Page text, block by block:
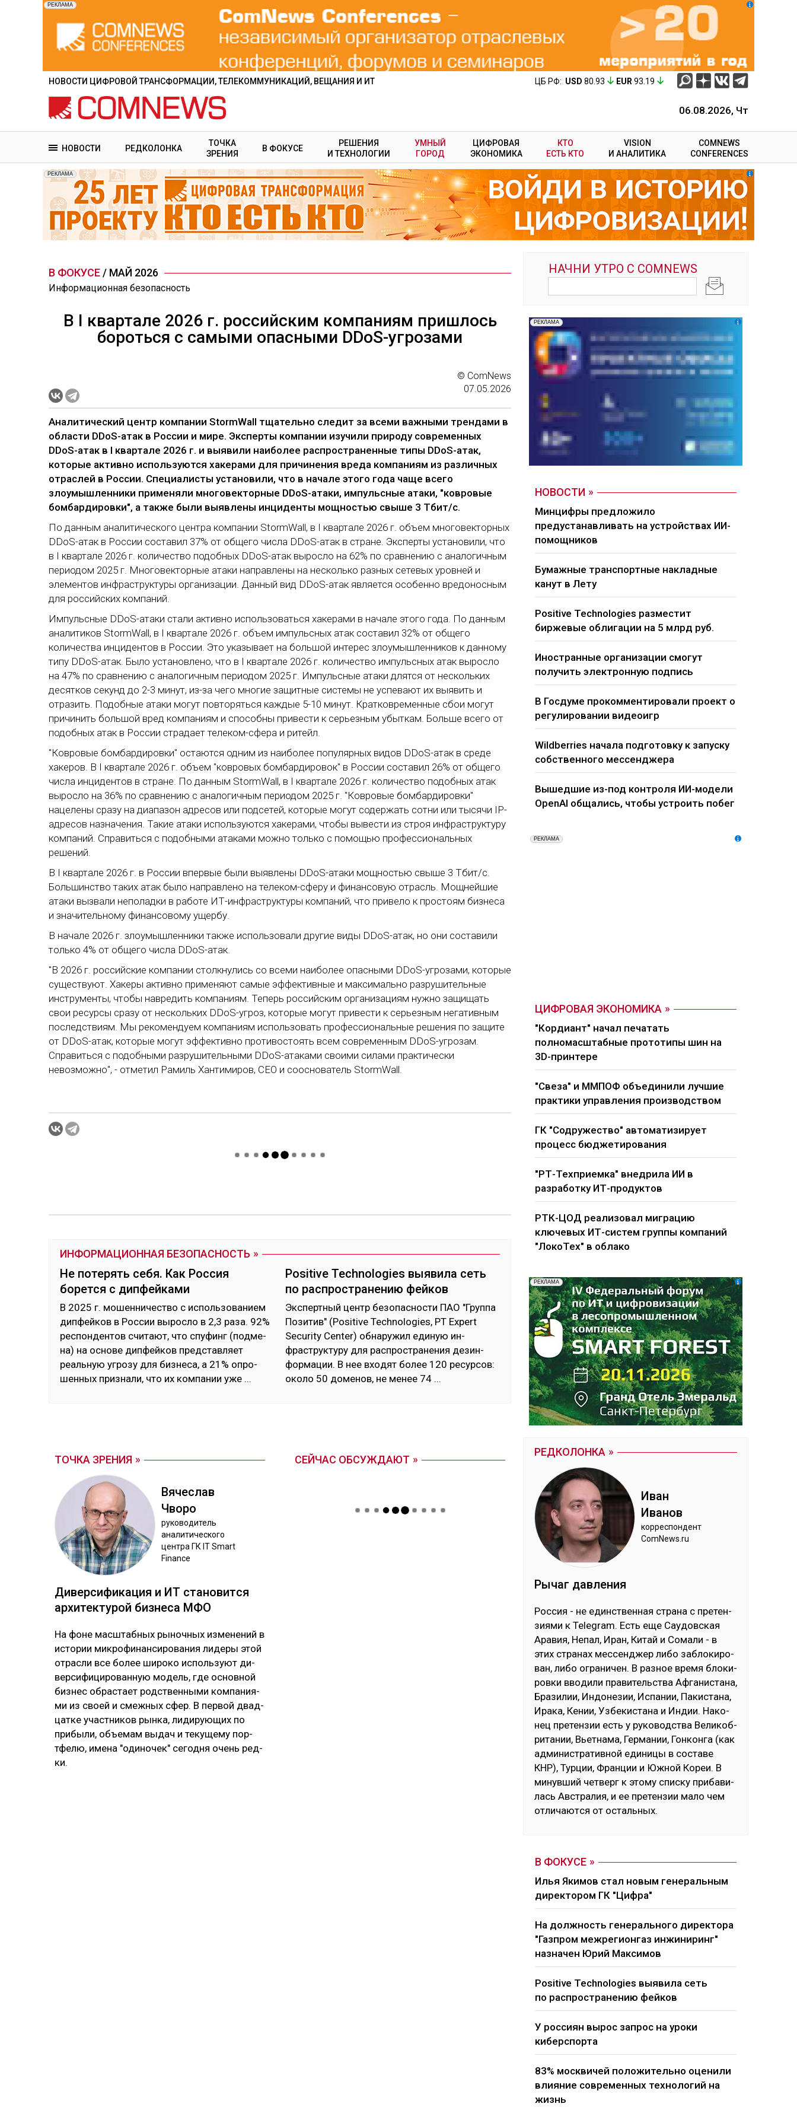
содержанию
НОВОСТИ ЦИФРОВОЙ ТРАНСФОРМАЦИИ, ТЕЛЕКОММУНИКАЦИЙ, ВЕЩАНИЯ И ИТ ЦБ РФ: USD 80.93 EUR 93.19
06.08.2026, Чт
НОВОСТИ РЕДКОЛОНКА
ТОЧКА
ЗРЕНИЯ
В ФОКУСЕ
РЕШЕНИЯ
И ТЕХНОЛОГИИ
УМНЫЙ
ГОРОД
ЦИФРОВАЯ
ЭКОНОМИКА
КТО
ЕСТЬ КТО
VISION
И АНАЛИТИКА
COMNEWS
CONFERENCES
В ФОКУСЕ / МАЙ 2026
Информационная безопасность
В I квартале 2026 г. российским компаниям пришлось
бороться с самыми опасными DDoS-угрозами
© ComNews
07.05.2026
Аналитический центр компании StormWall тщательно следит за всеми важными трендами в
области DDoS-атак в России и мире. Эксперты компании изучили природу современных
DDoS-атак в I квартале 2026 г. и выявили наиболее распространенные типы DDoS-атак,
которые активно используются хакерами для причинения вреда компаниям из различных
отраслей в России. Специалисты установили, что в начале этого года чаще всего
злоумышленники применяли многовекторные DDoS-атаки, импульсные атаки, "ковровые
бомбардировки", а также были выявлены инциденты мощностью свыше 3 Тбит/с.
По данным аналитического центра компании StormWall, в I квартале 2026 г. объем многовекторных
DDoS-атак в России составил 37% от общего числа DDoS-атак в стране. Эксперты установили, что
в I квартале 2026 г. количество подобных DDoS-атак выросло на 62% по сравнению с аналогичным
периодом 2025 г. Многовекторные атаки направлены на несколько разных сетевых уровней и
элементов инфраструктуры организации. Данный вид DDoS-атак является особенно вредоносным
для российских компаний.
Импульсные DDoS-атаки стали активно использоваться хакерами в начале этого года. По данным
аналитиков StormWall, в I квартале 2026 г. объем импульсных атак составил 32% от общего
количества инцидентов в России. Это указывает на большой интерес злоумышленников к данному
типу DDoS-атак. Было установлено, что в I квартале 2026 г. количество импульсных атак выросло
на 47% по сравнению с аналогичным периодом 2025 г. Импульсные атаки длятся от нескольких
десятков секунд до 2-3 минут, из-за чего многие защитные системы не успевают их выявить и
отразить. Подобные атаки могут повторяться каждые 5-10 минут. Кратковременные сбои могут
причинить большой вред компаниям и способны привести к серьезным убыткам. Больше всего от
подобных атак в России страдает телеком-сфера и ритейл.
"Ковровые бомбардировки" остаются одним из наиболее популярных видов DDoS-атак в среде
хакеров. В I квартале 2026 г. объем "ковровых бомбардировок" в России составил 26% от общего
числа инцидентов в стране. По данным StormWall, в I квартале 2026 г. количество подобных атак
выросло на 36% по сравнению с аналогичным периодом 2025 г. "Ковровые бомбардировки"
нацелены сразу на диапазон адресов или подсетей, которые могут содержать сотни или тысячи IP-
адресов назначения. Такие атаки используются хакерами, чтобы вывести из строя инфраструктуру
компаний. Справиться с подобными атаками можно только с помощью профессиональных
решений.
В I квартале 2026 г. в России впервые были выявлены DDoS-атаки мощностью свыше 3 Тбит/с.
Большинство таких атак было направлено на телеком-сферу и финансовую отрасль. Мощнейшие
атаки вызвали неполадки в работе ИТ-инфраструктуры компаний, что привело к простоям бизнеса
и значительному финансовому ущербу.
В начале 2026 г. злоумышленники также использовали другие виды DDoS-атак, но они составили
только 4% от общего числа DDoS-атак.
"В 2026 г. российские компании столкнулись со всеми наиболее опасными DDoS-угрозами, которые
существуют. Хакеры активно применяют самые эффективные и максимально разрушительные
инструменты, чтобы навредить компаниям. Теперь российским организациям нужно защищать
свои ресурсы сразу от нескольких DDoS-угроз, которые могут привести к серьезным негативным
последствиям. Мы рекомендуем компаниям использовать профессиональные решения по защите
от DDoS-атак, которые могут эффективно противостоять всем современным DDoS-угрозам.
Справиться с подобными разрушительными DDoS-атаками своими силами практически
невозможно", - отметил Рамиль Хантимиров, CEO и сооснователь StormWall.
ИНФОРМАЦИОННАЯ БЕЗОПАСНОСТЬ
Не потерять себя. Как Россия
борется с дипфейками
В 2025 г. мо­шен­ни­чес­тво с ис­поль­зо­ванием
дип­фей­ков в Рос­сии вы­рос­ло в 2,3 ра­за. 92%
рес­пон­ден­тов счи­тают, что спу­финг (под­ме­
на) на ос­но­ве дип­фей­ков пред­став­ляет
реаль­ную уг­ро­зу для биз­не­са, а 21% оп­ро­
шен­ных приз­на­ли, что их ком­па­нии уже ...
Positive Technologies выявила сеть
по распространению фейков
Эк­спертный центр бе­зопас­нос­ти ПАО "Груп­па
По­зитив" (Positive Technologies, PT Expert
Security Center) об­на­ружил еди­ную ин­
фраструк­ту­ру для рас­простра­нения де­зин­
фор­ма­ции. В нее вхо­дят бо­лее 120 ре­сур­сов:
око­ло 50 до­менов, не ме­нее 74 ...
ТОЧКА ЗРЕНИЯ
Вя­чес­лав
Чво­ро
ру­ково­дитель
ана­лити­чес­ко­го
цен­тра ГК IT Smart
Finance
Ди­вер­си­фика­ция и ИТ ста­новит­ся
ар­хи­тек­ту­рой биз­не­са МФО
На фо­не мас­штаб­ных ры­ноч­ных из­ме­не­ний в
ис­то­рии мик­ро­фи­нан­си­ро­ва­ния ли­де­ры этой
от­рас­ли все бо­лее ши­ро­ко ис­поль­зуют ди­
вер­си­фи­ци­ро­ван­ную мо­дель, где ос­нов­ной
биз­нес об­рас­тает родс­твен­ны­ми ком­па­ния­
ми из своей и смеж­ных сфер. В пер­вой двад­
цат­ке учас­тни­ков рын­ка, ли­ди­рую­щих по
при­бы­ли, объ­емам вы­дач и те­ку­ще­му пор­
тфе­лю, име­на "оди­но­чек" се­год­ня очень ред­
ки.
СЕЙЧАС ОБСУЖДАЮТ
НОВОСТИ
Минцифры предложило
предустанавливать на устройствах ИИ-
помощников
Бумажные транспортные накладные
канут в Лету
Positive Technologies разместит
биржевые облигации на 5 млрд руб.
Иностранные организации смогут
получить электронную подпись
В Госдуме прокомментировали проект о
регулировании видеоигр
Wildberries начала подготовку к запуску
собственного мессенджера
Вышедшие из-под контроля ИИ-модели
OpenAI общались, чтобы устроить побег
ЦИФРОВАЯ ЭКОНОМИКА
"Кордиант" начал печатать
полномасштабные прототипы шин на
3D-принтере
"Свеза" и ММПОФ объединили лучшие
практики управления производством
ГК "Содружество" автоматизирует
процесс бюджетирования
"РТ-Техприемка" внедрила ИИ в
разработку ИТ-продуктов
РТК-ЦОД реализовал миграцию
ключевых ИТ-систем группы компаний
"ЛокоТех" в облако
РЕДКОЛОНКА
Иван
Ива­нов
кор­рес­пон­дент
ComNews.ru
Ры­чаг дав­ле­ния
Рос­сия - не единс­твен­ная стра­на с пре­тен­
зия­ми к Telegram. Есть еще Сау­дов­ская
Ара­вия, Не­пал, Иран, Ки­тай и Со­ма­ли - в
этих стра­нах мес­сен­джер ли­бо заб­ло­ки­ро­
ван, ли­бо ог­ра­ни­чен. В раз­ное вре­мя бло­ки­
ров­ки вво­ди­ли пра­ви­тель­ства Аф­га­нис­та­на,
Бра­зи­лии, Ин­до­не­зии, Ис­па­нии, Па­кис­та­на,
Ира­ка, Ке­нии, Уз­бе­кис­та­на и Ин­дии. На­ко­
нец пре­тен­зии есть у ру­ко­водс­тва Ве­ли­коб­
ри­та­нии, Вь­ет­на­ма, Гер­ма­нии, Гон­кон­га (как
ад­ми­нис­тра­тив­ной еди­ни­цы в сос­та­ве
КНР), Тур­ции, Фран­ции и Юж­ной Ко­реи. В
ми­нув­ший чет­верг к это­му спис­ку при­ба­ви­
лась Авс­тра­лия, и ее пре­тен­зии ма­ло чем
от­ли­чают­ся от ос­таль­ных.
В ФОКУСЕ
Илья Якимов стал новым генеральным
директором ГК "Цифра"
На должность генерального директора
"Газпром межрегионгаз инжиниринг"
назначен Юрий Максимов
Positive Technologies выявила сеть
по распространению фейков
У россиян вырос запрос на уроки
киберспорта
83% москвичей положительно оценили
влияние современных технологий на
жизнь